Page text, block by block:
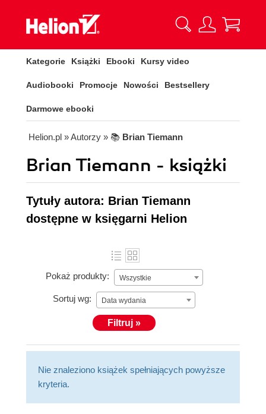
Kategorie Książki Ebooki Kursy video
Audiobooki Promocje Nowości Bestsellery
Darmowe ebooki
Helion.pl » Autorzy » 📚 Brian Tiemann
Brian Tiemann - książki
Tytuły autora: Brian Tiemann
dostępne w księgarni Helion
Pokaż produkty: Wszystkie
Sortuj wg: Data wydania
Filtruj »
Nie znaleziono książek spełniających powyższe
kryteria.